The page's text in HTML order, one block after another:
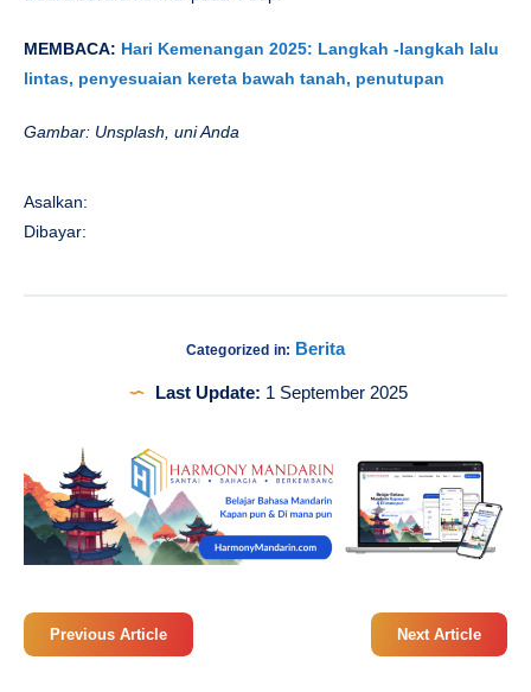
MEMBACA: Hari Kemenangan 2025: Langkah -langkah lalu
lintas, penyesuaian kereta bawah tanah, penutupan
Gambar: Unsplash, uni Anda
Asalkan:
Dibayar:
Categorized in: Berita
Last Update: 1 September 2025
Previous Article Next Article